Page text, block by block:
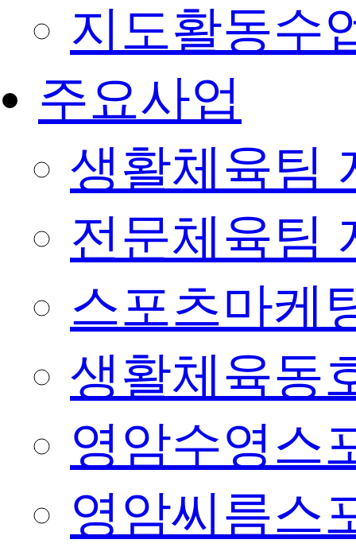
지도활동수
주요사업
생활체육팀
전문체육팀
스포츠마케
생활체육동
영암수영스
영암씨름스